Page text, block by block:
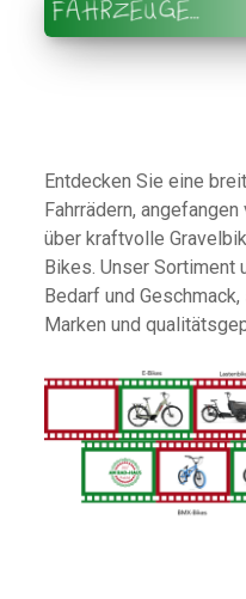
Entdecken Sie eine
Fahrrädern,
über kraftvolle
Bikes. Unser
Bedarf und
Marken und